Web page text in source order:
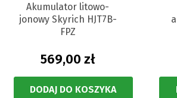
Akumulator litowo-
jonowy Skyrich HJT7B-
FPZ
569,00 zł
DODAJ DO KOSZYKA